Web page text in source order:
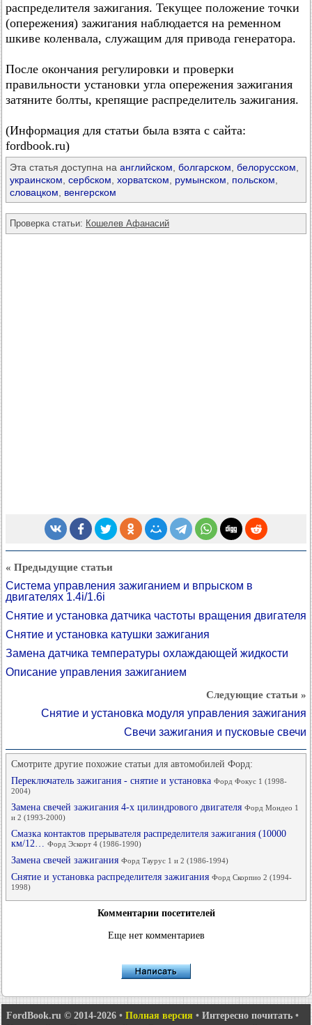
распределителя зажигания. Текущее положение точки
(опережения) зажигания наблюдается на ременном
шкиве коленвала, служащим для привода генератора.
После окончания регулировки и проверки
правильности установки угла опережения зажигания
затяните болты, крепящие распределитель зажигания.
(Информация для статьи была взята с сайта:
fordbook.ru)
Эта статья доступна на английском болгарском белорусском
украинском сербском хорватском румынском польском
словацком
венгерском
Проверка статьи: Кошелев Афанасий
« Предыдущие статьи
Система управления зажиганием и впрыском в
двигателях 1.4i/1.6i
Снятие и установка датчика частоты вращения двигателя
Снятие и установка катушки зажигания
Замена датчика температуры охлаждающей жидкости
Описание управления зажиганием
Следующие статьи »
Снятие и установка модуля управления зажигания
Свечи зажигания и пусковые свечи
Смотрите другие похожие статьи для автомобилей Форд:
Переключатель зажигания - снятие и установка Форд Фокус 1 (1998-
2004)
Замена свечей зажигания 4-х цилиндрового двигателя Форд Мондео 1
и 2 (1993-2000)
Смазка контактов прерывателя распределителя зажигания (10000
км/12… Форд Эскорт 4 (1986-1990)
Замена свечей зажигания Форд Таурус 1 и 2 (1986-1994)
Снятие и установка распределителя зажигания Форд Скорпио 2 (1994-
1998)
Комментарии посетителей
Еще нет комментариев
FordBook.ru © 2014-2026 • Полная версия • Интересно почитать •